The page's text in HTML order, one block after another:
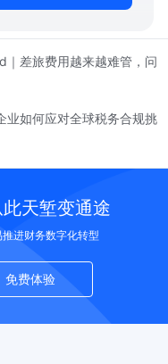
差旅费用越来越难管，问
业如何应对全球税务合规挑
天堑变通途
进财务数字化转型
免费体验